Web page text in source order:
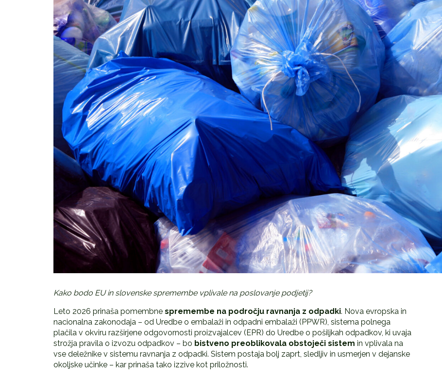
Kako bodo EU in slovenske spremembe vplivale na poslovanje podjetij?
Leto 2026 prinaša pomembne spremembe na področju ravnanja z odpadki. Nova evropska in
nacionalna zakonodaja – od Uredbe o embalaži in odpadni embalaži (PPWR), sistema polnega
plačila v okviru razširjene odgovornosti proizvajalcev (EPR) do Uredbe o pošiljkah odpadkov, ki uvaja
strožja pravila o izvozu odpadkov – bo bistveno preoblikovala obstoječi sistem in vplivala na
vse deležnike v sistemu ravnanja z odpadki. Sistem postaja bolj zaprt, sledljiv in usmerjen v dejanske
okoljske učinke – kar prinaša tako izzive kot priložnosti.